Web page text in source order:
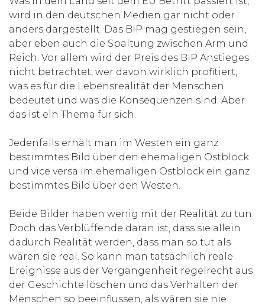
wird in den deutschen Medien gar nicht oder
anders dargestellt. Das BIP mag gestiegen sein,
aber eben auch die Spaltung zwischen Arm und
Reich. Vor allem wird der Preis des BIP Anstieges
nicht betrachtet, wer davon wirklich profitiert,
was es für die Lebensrealität der Menschen
bedeutet und was die Konsequenzen sind. Aber
das ist ein Thema für sich.
Jedenfalls erhält man im Westen ein ganz
bestimmtes Bild über den ehemaligen Ostblock
und vice versa im ehemaligen Ostblock ein ganz
bestimmtes Bild über den Westen.
Beide Bilder haben wenig mit der Realität zu tun.
Doch das Verblüffende daran ist, dass sie allein
dadurch Realität werden, dass man so tut als
wären sie real. So kann man tatsächlich reale
Ereignisse aus der Vergangenheit regelrecht aus
der Geschichte löschen und das Verhalten der
Menschen so beeinflussen, als wären sie nie